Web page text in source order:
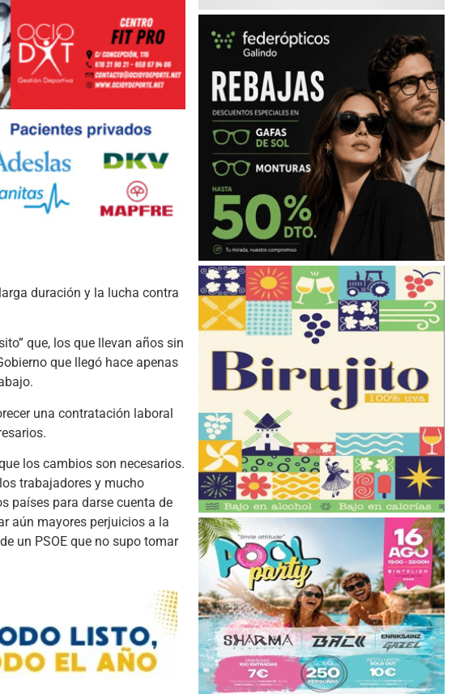
duración y la lucha contra
que, los que llevan años sin
que llegó hace apenas
una contratación laboral
los cambios son necesarios.
trabajadores y mucho
países para darse cuenta de
aún mayores perjuicios a la
un PSOE que no supo tomar